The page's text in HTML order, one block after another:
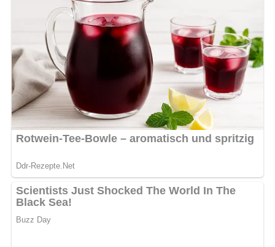
kommt. Die Mehlschwitze in die Brühe rühren, nochmals
aufkochen lassen und durch ein Sieb geben. Vor dem
Servieren die Sahne und das Eigelb mit dem
Schaumschläger verrühren und in die nicht mehr siedende
Suppe gießen.
Nach: Ungarische Kochkunst, Jozsef Venesz, Corvina-Verlag Budapest, 1960
Abonniere jetzt unseren Newsletter!